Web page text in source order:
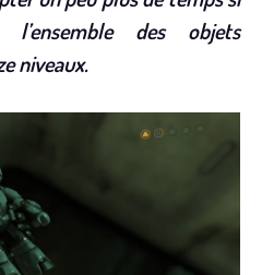
des objets
niveaux.